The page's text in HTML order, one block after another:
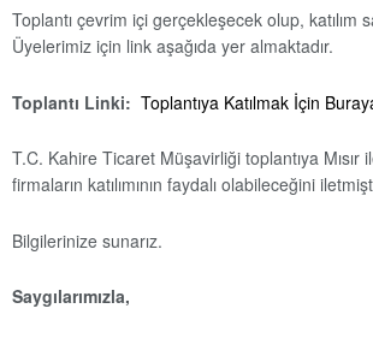
Toplantı çevrim içi gerçekleşecek olup, katılım
Üyelerimiz için link aşağıda yer almaktadır.
Toplantı Linki: Toplantıya Katılmak İçin
T.C. Kahire Ticaret Müşavirliği toplantıya Mısır
firmaların katılımının faydalı olabileceğini
Bilgilerinize sunarız.
Saygılarımızla,